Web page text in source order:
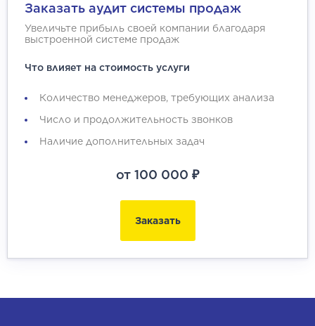
Заказать аудит системы продаж
Увеличьте прибыль своей компании благодаря
выстроенной системе продаж
Что влияет на стоимость услуги
Количество менеджеров, требующих анализа
Число и продолжительность звонков
Наличие дополнительных задач
от 100 000 ₽
Заказать